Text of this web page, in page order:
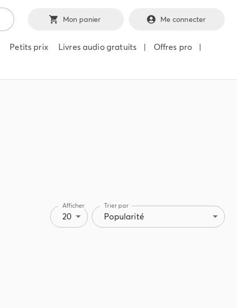
Mon panier Me connecter
Petits prix Livres audio gratuits | Offres pro
|
Afficher
20
Trier par
Popularité